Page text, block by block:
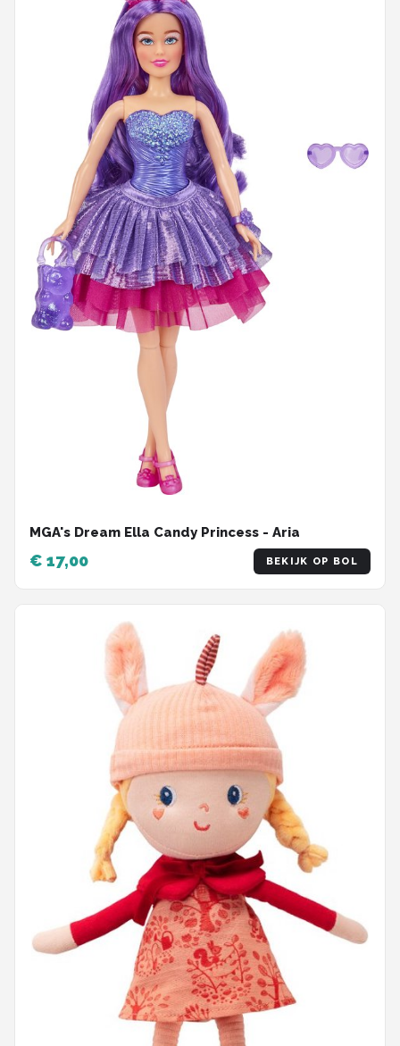
MGA's Dream Ella Candy Princess - Aria
€ 17,00 BEKIJK OP BOL